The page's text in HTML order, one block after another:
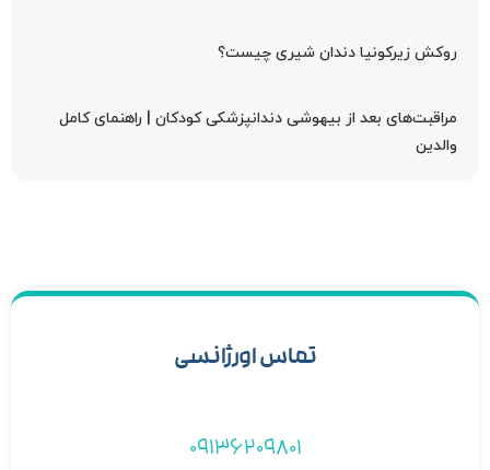
روکش زیرکونیا دندان شیری چیست؟
مراقبت‌های بعد از بیهوشی دندانپزشکی کودکان | راهنمای کامل
والدین
تماس اورژانسی
09136209801